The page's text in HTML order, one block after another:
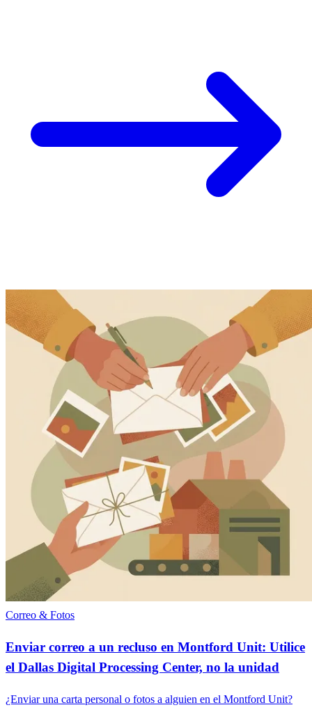
Correo & Fotos
Enviar correo a un recluso en Montford Unit: Utilice
el Dallas Digital Processing Center, no la unidad
¿Enviar una carta personal o fotos a alguien en el Montford Unit?